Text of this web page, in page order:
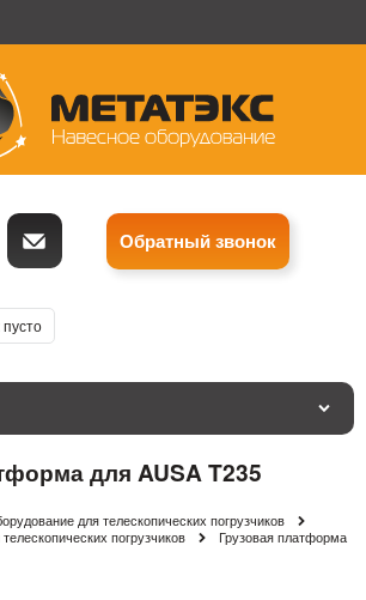
Обратный звонок
пусто
для AUSA T235
для телескопических погрузчиков
погрузчиков
Грузовая платформа